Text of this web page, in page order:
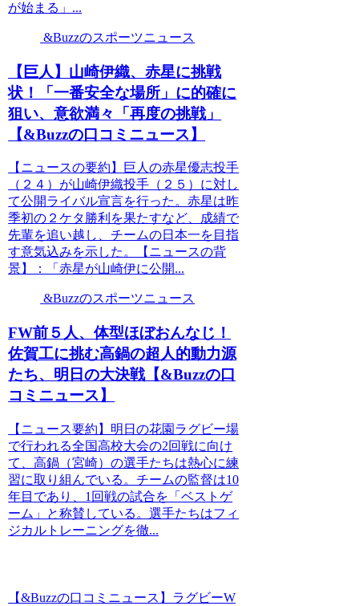
が始まる」...
&Buzzのスポーツニュース
【巨人】山崎伊織、赤星に挑戦
状！「一番安全な場所」に的確に
狙い、意欲満々「再度の挑戦」
【&Buzzの口コミニュース】
【ニュースの要約】巨人の赤星優志投手
（２４）が山崎伊織投手（２５）に対し
て公開ライバル宣言を行った。赤星は昨
季初の２ケタ勝利を果たすなど、成績で
先輩を追い越し、チームの日本一を目指
す意気込みを示した。【ニュースの背
景】：「赤星が山崎伊に公開...
&Buzzのスポーツニュース
FW前５人、体型ほぼおんなじ！
佐賀工に挑む高鍋の超人的動力源
たち、明日の大決戦【&Buzzの口
コミニュース】
【ニュース要約】明日の花園ラグビー場
で行われる全国高校大会の2回戦に向け
て、高鍋（宮崎）の選手たちは熱心に練
習に取り組んでいる。チームの監督は10
年目であり、1回戦の試合を「ベストゲ
ーム」と称賛している。選手たちはフィ
ジカルトレーニングを徹...
【&Buzzの口コミニュース】ラグビーW